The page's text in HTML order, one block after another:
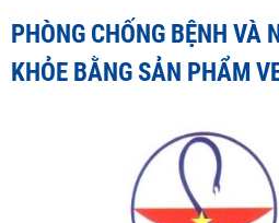
PHÒNG CHỐNG BỆNH VÀ
KHỎE BẰNG SẢN PHẨM